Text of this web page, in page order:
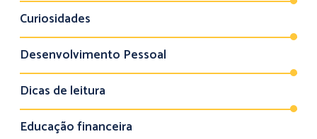
Curiosidades
Desenvolvimento Pessoal
Dicas de leitura
Educação financeira